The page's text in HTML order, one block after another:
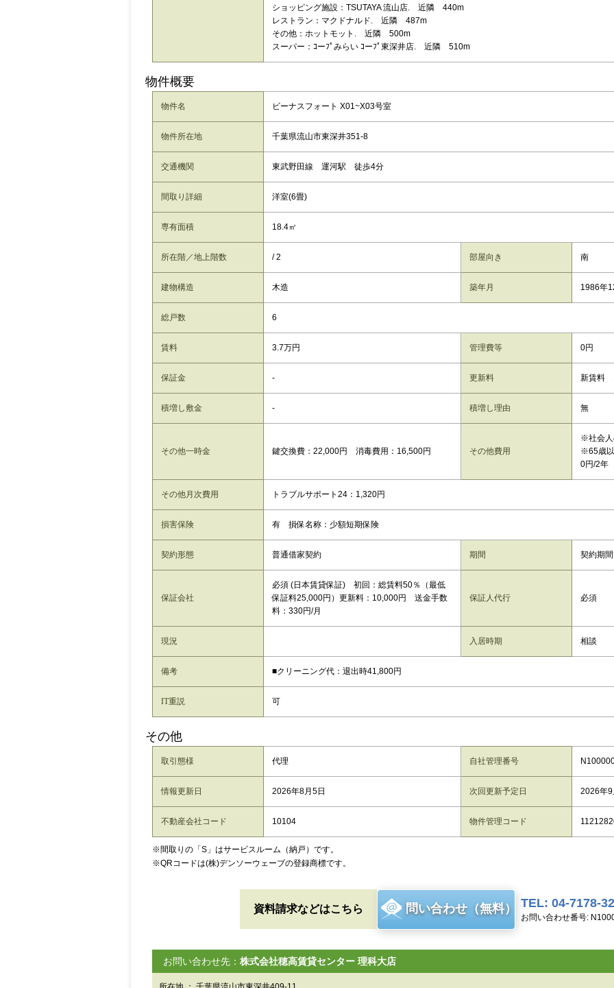
ショッピング施設：TSUTAYA 流山店. 近隣 440m
レストラン：マクドナルド. 近隣 487m
その他：ホットモット. 近隣 500m
スーパー：ｺーﾌﾟみらい ｺーﾌﾟ東深井店. 近隣 510m
物件概要
物件名 ビーナスフォート X01~X03号室
物件所在地 千葉県流山市東深井351-8
交通機関 東武野田線 運河駅 徒歩4分
間取り詳細 洋室(6畳)
専有面積 18.4㎡
所在階／地上階数 / 2 部屋向き 南
建物構造 木造 築年月 1986年
総戸数 6
賃料 3.7万円 管理費等 0円
保証金 - 更新料 新賃料
積増し敷金 - 積増し理由 無
その他一時金 鍵交換費：22,000円 消毒費用：16,500円 その他費用
※社会人
※65歳以
0円/2年
その他月次費用 トラブルサポート24：1,320円
損害保険 有 損保名称：少額短期保険
契約形態 普通借家契約 期間 契約期
保証会社
必須 (日本賃貸保証) 初回：総賃料50％（最低
保証料25,000円）更新料：10,000円 送金手数
料：330円/月
保証人代行 必須
現況 入居時期 相談
備考 ■クリーニング代：退出時41,800円
IT重説 可
その他
取引態様 代理 自社管理番号
情報更新日 2026年8月5日 次回更新予定日 2026年
不動産会社コード 10104 物件管理コード
※間取りの「S」はサービスルーム（納戸）です。
※QRコードは(株)デンソーウェーブの登録商標です。
資料請求などはこちら 問い合わせ（無料） TEL: 04-7178-
お問い合わせ番号:
お問い合わせ先： 株式会社穂高賃貸センター 理科大店